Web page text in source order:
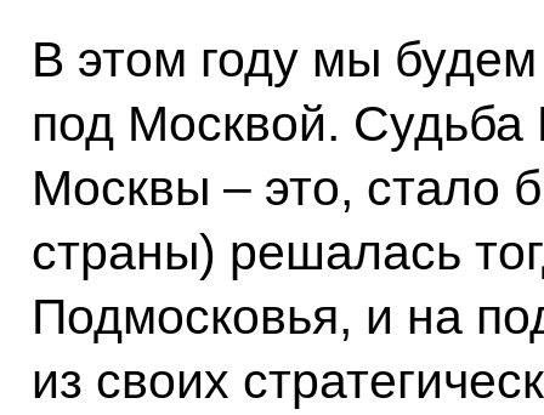
В этом году мы
под Москвой. Судьба
Москвы – это, стало
страны) решалась
Подмосковья, и на
из своих